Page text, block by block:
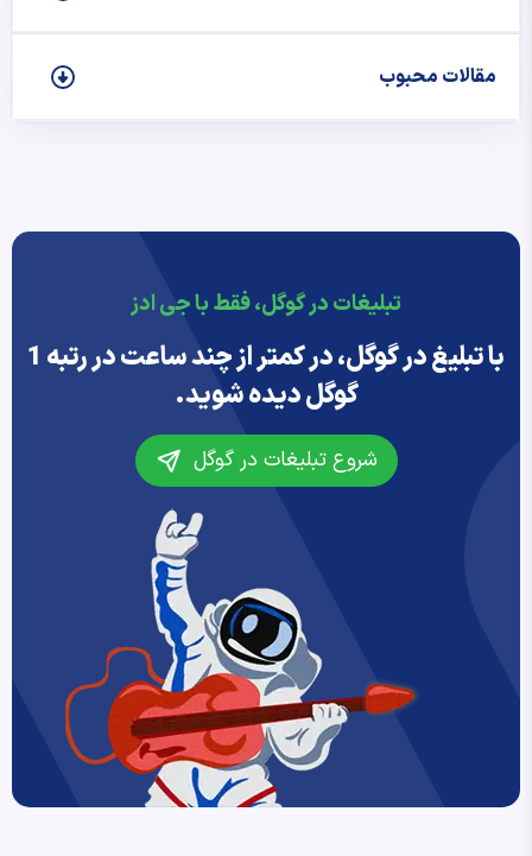
مقالات محبوب
تبلیغات در گوگل، فقط با جی ادز
با تبلیغ در گوگل، در کمتر از چند ساعت در رتبه 1
گوگل دیده شوید.
شروع تبلیغات در گوگل